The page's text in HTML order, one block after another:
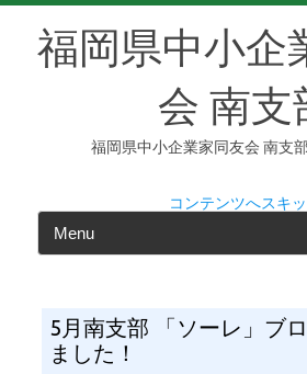
福岡県中小企
会 南支
福岡県中小企業家同友会 南支
コンテンツへスキ
5月南支部 「ソーレ」ブ
ました！